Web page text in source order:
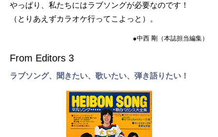
やっぱり、私たちにはラブソングが必要なのです！
（とりあえずカラオケ行ってこよっと）。
●中西 剛（本誌担当編集）
From Editors 3
ラブソング、聞きたい、歌いたい、弾き語りたい！